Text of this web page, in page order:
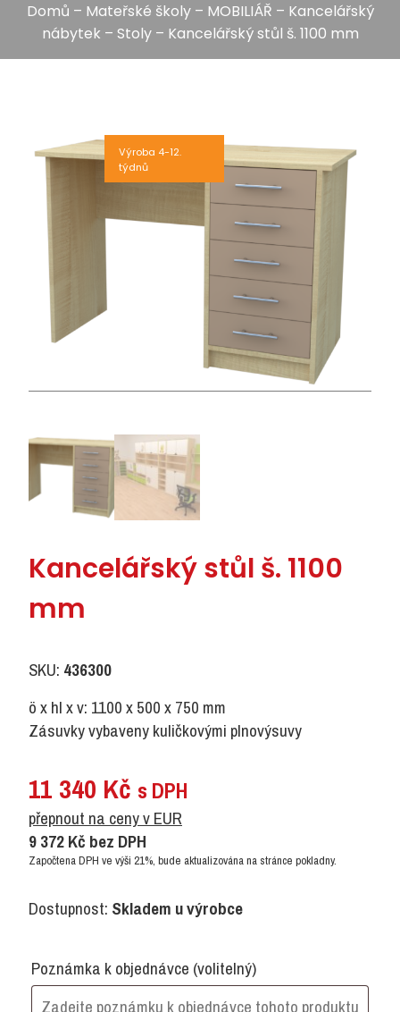
Domů – Mateřské školy– MOBILIÁŘ – Kancelářský
nábytek – Stoly– Kancelářský stůl š. 1100 mm
Výroba 4-12.
týdnů
Kancelářský stůl š. 1100
mm
SKU: 436300
ö x hl x v: 1100 x 500 x 750 mm
Zásuvky vybaveny kuličkovými plnovýsuvy
11 340 Kč s DPH
přepnout na ceny v EUR
9 372Kč bez DPH
Započtena DPH ve výši 21%, bude aktualizována na stránce pokladny.
Dostupnost: Skladem u výrobce
Poznámka k objednávce (volitelný)